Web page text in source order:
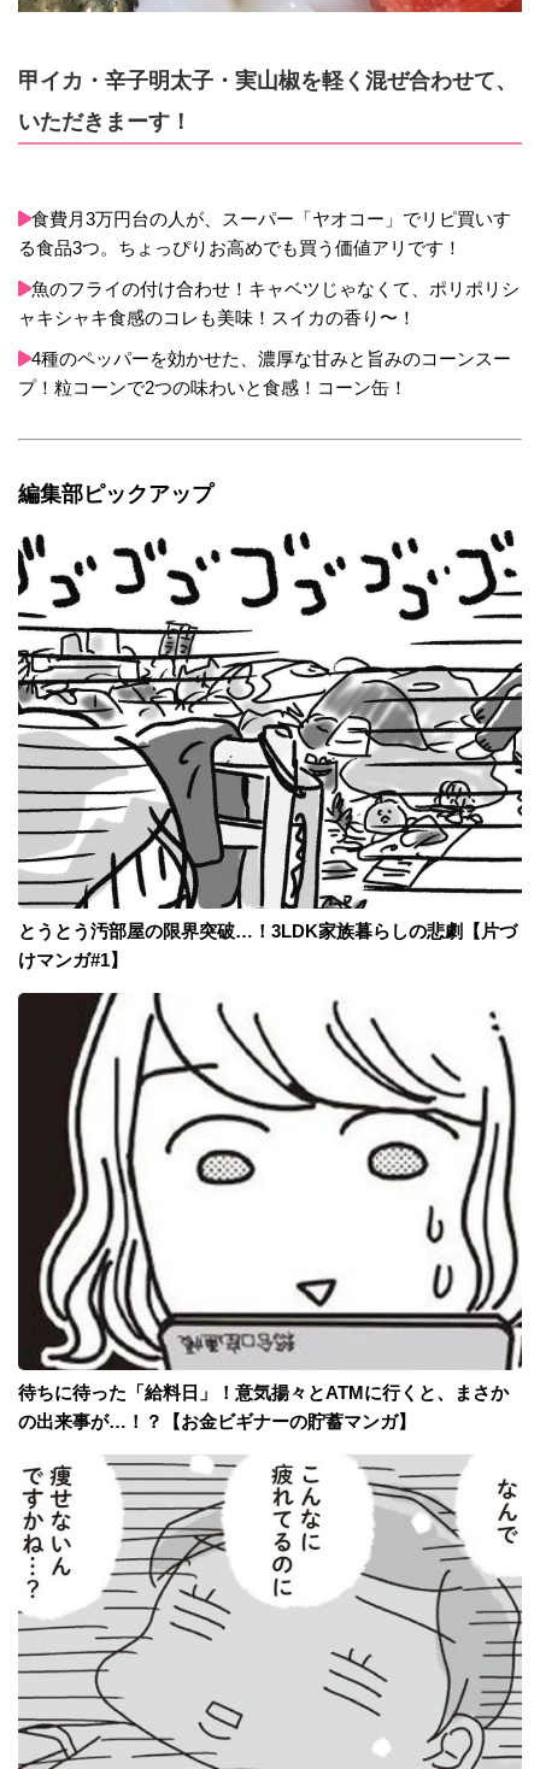
甲イカ・辛子明太子・実山椒を軽く混ぜ合わせて、
いただきまーす！
食費月3万円台の人が、スーパー「ヤオコー」でリピ買いす
る食品3つ。ちょっぴりお高めでも買う価値アリです！
魚のフライの付け合わせ！キャベツじゃなくて、ポリポリシ
ャキシャキ食感のコレも美味！スイカの香り〜！
4種のペッパーを効かせた、濃厚な甘みと旨みのコーンスー
プ！粒コーンで2つの味わいと食感！コーン缶！
編集部ピックアップ
とうとう汚部屋の限界突破…！3LDK家族暮らしの悲劇【片づ
けマンガ#1】
待ちに待った「給料日」！意気揚々とATMに行くと、まさか
の出来事が…！？【お金ビギナーの貯蓄マンガ】